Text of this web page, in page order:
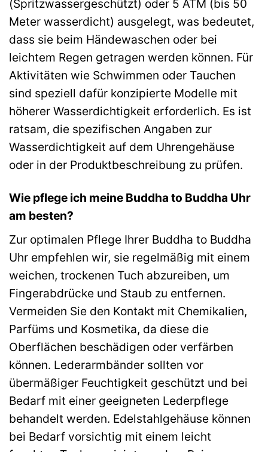
(Spritzwassergeschützt) oder 5 ATM (bis 50
Meter wasserdicht) ausgelegt, was bedeutet,
dass sie beim Händewaschen oder bei
leichtem Regen getragen werden können. Für
Aktivitäten wie Schwimmen oder Tauchen
sind speziell dafür konzipierte Modelle mit
höherer Wasserdichtigkeit erforderlich. Es ist
ratsam, die spezifischen Angaben zur
Wasserdichtigkeit auf dem Uhrengehäuse
oder in der Produktbeschreibung zu prüfen.
Wie pflege ich meine Buddha to Buddha Uhr
am besten?
Zur optimalen Pflege Ihrer Buddha to Buddha
Uhr empfehlen wir, sie regelmäßig mit einem
weichen, trockenen Tuch abzureiben, um
Fingerabdrücke und Staub zu entfernen.
Vermeiden Sie den Kontakt mit Chemikalien,
Parfüms und Kosmetika, da diese die
Oberflächen beschädigen oder verfärben
können. Lederarmbänder sollten vor
übermäßiger Feuchtigkeit geschützt und bei
Bedarf mit einer geeigneten Lederpflege
behandelt werden. Edelstahlgehäuse können
bei Bedarf vorsichtig mit einem leicht